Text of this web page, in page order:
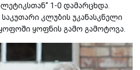
1-0 დამარცხდა.
კლუბის უკანასკნელი
ყოფნის გამო გამოტოვა.